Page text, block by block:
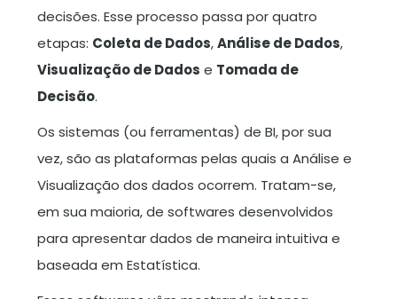
decisões. Esse processo passa por quatro
etapas: Coleta de Dados,Análise de Dados,
Visualização de Dados e Tomada de
Decisão.
Os sistemas (ou ferramentas) de BI, por sua
vez, são as plataformas pelas quais a Análise e
Visualização dos dados ocorrem. Tratam-se,
em sua maioria, de softwares desenvolvidos
para apresentar dados de maneira intuitiva e
baseada em Estatística.